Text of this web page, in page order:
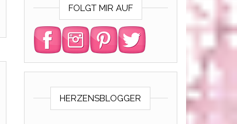
FOLGT MIR AUF
HERZENSBLOGGER